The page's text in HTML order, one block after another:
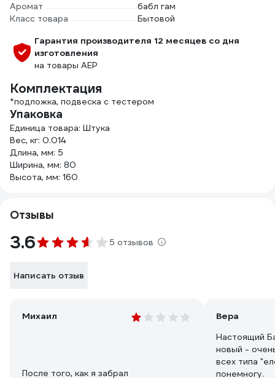
Аромат
бабл гам
Класс товара
Бытовой
Гарантия производителя 12 месяцев со дня
изготовления
на товары АЕР
Комплектация
*подложка, подвеска с тестером
Упаковка
Единица товара: Штука
Вес, кг: 0.014
Длина, мм: 5
Ширина, мм: 80
Высота, мм: 160
Отзывы
3.6 5 отзывов
Написать отзыв
Михаил
После того, как я забрал
Вера
Настоящий
новый -
всех типа
понемногу.